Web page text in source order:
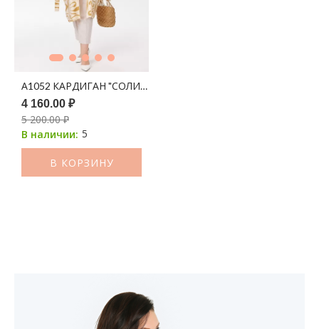
А1052 КАРДИГАН "СОЛИЗ" АЙВОРИ ПРИНТ ГЕОМЕТРИЯ
4 160.00 ₽
5 200.00 ₽
В наличии: 5
В КОРЗИНУ